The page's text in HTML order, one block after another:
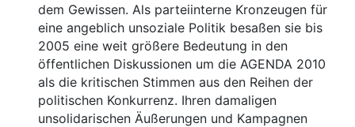
dem Gewissen. Als parteiinterne Kronzeugen für
eine angeblich unsoziale Politik besaßen sie bis
2005 eine weit größere Bedeutung in den
öffentlichen Diskussionen um die AGENDA 2010
als die kritischen Stimmen aus den Reihen der
politischen Konkurrenz. Ihren damaligen
unsolidarischen Äußerungen und Kampagnen